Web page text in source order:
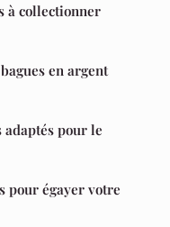
à collectionner
en argent
adaptés pour le
pour égayer votre